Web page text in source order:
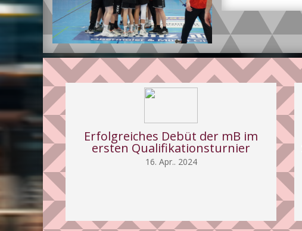
Erfolgreiches Debüt der mB im
ersten Qualifikationsturnier
16. Apr.. 2024